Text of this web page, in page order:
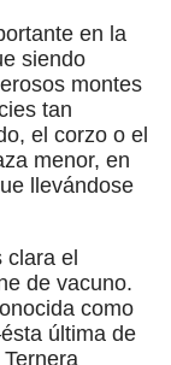
en la
siendo
montes
tan
el corzo o el
menor, en
llevándose
clara el
de vacuno.
como
última de